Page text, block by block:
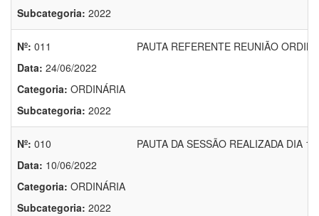
Subcategoria: 2022
Nº: 011
Data: 24/06/2022
Categoria: ORDINÁRIA
Subcategoria: 2022
PAUTA REFERENTE REUNIÃO
Nº: 010
Data: 10/06/2022
Categoria: ORDINÁRIA
Subcategoria: 2022
PAUTA DA SESSÃO REALIZADA DIA